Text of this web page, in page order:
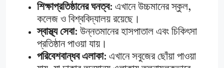
শিক্ষাপ্রতিষ্ঠানের ঘনত্ব: এখানে উচ্চমানের স্কুল,
কলেজ ও বিশ্ববিদ্যালয় রয়েছে।
স্বাস্থ্য সেবা: উন্নতমানের হাসপাতাল এবং চিকিৎসা
প্রতিষ্ঠান পাওয়া যায়।
পরিবেশবান্ধব এলাকা: এখানে সবুজের ছোঁয়া পাওয়া